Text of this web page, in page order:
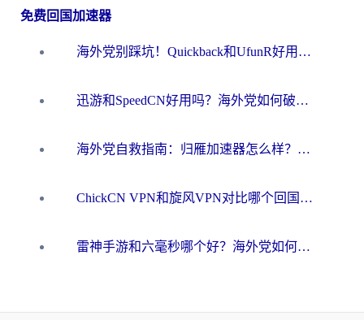
免费回国加速器
海外党别踩坑！Quickback和UfunR好用吗？选对回国加速器才能无缝刷国内资源
迅游和SpeedCN好用吗？海外党如何破解那道看不见的墙
海外党自救指南：归雁加速器怎么样？教你避开坑实现国内资源无缝访问
ChickCN VPN和旋风VPN对比哪个回国效果更好？海外用户的选择困境与出路
雷神手游和六毫秒哪个好？海外党如何真正解锁国内资源